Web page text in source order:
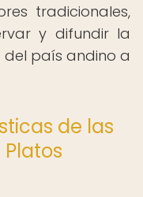
tradicionales,
y difundir la
país andino a
de las